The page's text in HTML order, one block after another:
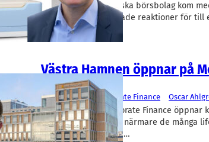
utförslöpa. Fler skånska börsbolag kom
tisdagen, med blandade reaktioner för till
Västra Hamnen öppnar på
Finans/Riskkapital
Västra Hamnen Corporate Finance
Oscar
Västra Hamnen Corporate Finance öppnar
Lund. – Vi vill komma närmare de många
finansiering, säger vd…